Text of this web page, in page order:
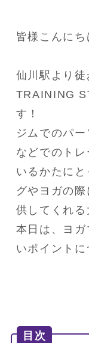
皆様こんにち
仙川駅より
TRAINING
す！
ジムでのパ
などでのト
いるかたに
グやヨガの
供してくれる
本日は、ヨ
いポイントに
目次